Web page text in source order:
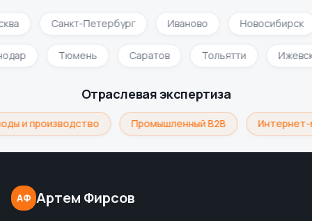
Санкт-Петербург Иваново Новосибирск
Тюмень Саратов Тольятти
Отраслевая экспертиза
и производство Промышленный B2B Интернет-
АФ Артем Фирсов